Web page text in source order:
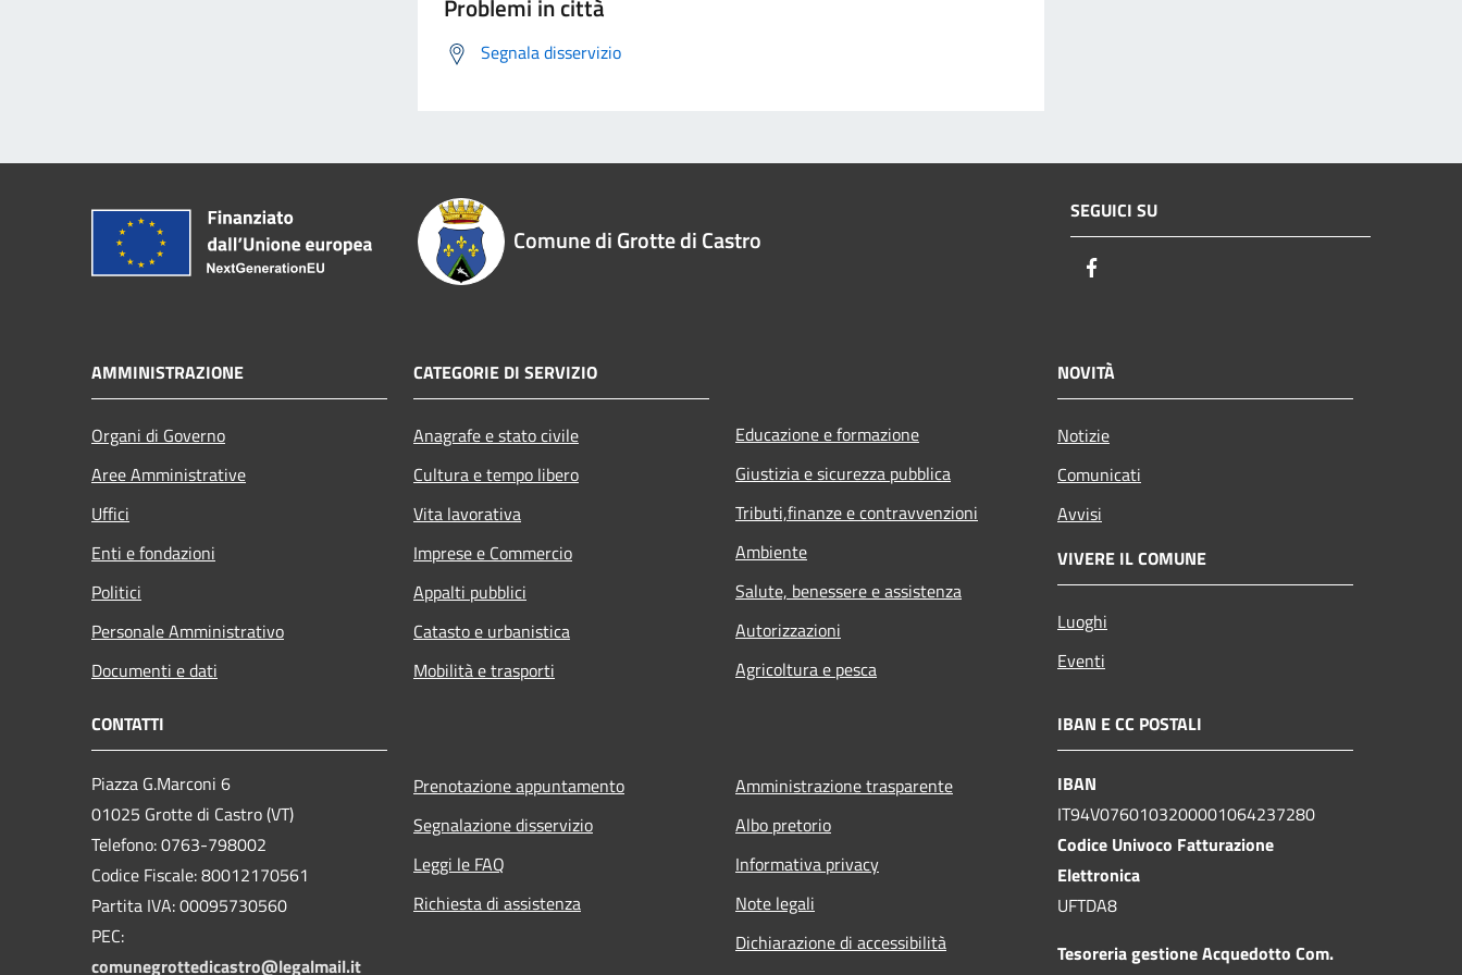
Problemi in città
Segnala disservizio
Comune di Grotte di Castro
SEGUICI SU
AMMINISTRAZIONE
Organi di Governo
Aree Amministrative
Uffici
Enti e fondazioni
Politici
Personale Amministrativo
Documenti e dati
CATEGORIE DI SERVIZIO
Anagrafe e stato civile
Cultura e tempo libero
Vita lavorativa
Imprese e Commercio
Appalti pubblici
Catasto e urbanistica
Mobilità e trasporti
Educazione e formazione
Giustizia e sicurezza pubblica
Tributi,finanze e contravvenzioni
Ambiente
Salute, benessere e assistenza
Autorizzazioni
Agricoltura e pesca
NOVITÀ
Notizie
Comunicati
Avvisi
VIVERE IL COMUNE
Luoghi
Eventi
CONTATTI
Piazza G.Marconi 6
01025 Grotte di Castro (VT)
Telefono: 0763-798002
Codice Fiscale: 80012170561
Partita IVA: 00095730560
PEC:
comunegrottedicastro@legalmail.it
Prenotazione appuntamento
Segnalazione disservizio
Leggi le FAQ
Richiesta di assistenza
Amministrazione trasparente
Albo pretorio
Informativa privacy
Note legali
Dichiarazione di accessibilità
IBAN E CC POSTALI
IBAN
IT94V0760103200001064237280
Codice Univoco Fatturazione
Elettronica
UFTDA8
Tesoreria gestione Acquedotto Com.